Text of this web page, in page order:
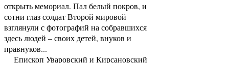
открыть мемориал. Пал белый покров, и
сотни глаз солдат Второй мировой
взглянули с фотографий на собравшихся
здесь людей – своих детей, внуков и
правнуков...
Епископ Уваровский и Кирсановский